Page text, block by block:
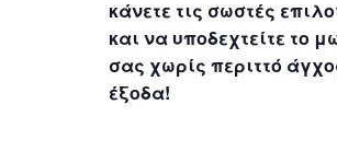
κάνετε τις σωστές
και να υποδεχτείτε το
σας χωρίς περιττό
έξοδα!